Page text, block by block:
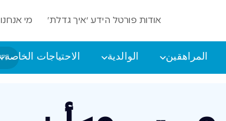
אודות פורטל הידע ‘איך גדלת’ מי אנחנו
المراهقين الوالدية الاحتياجات الخاصة